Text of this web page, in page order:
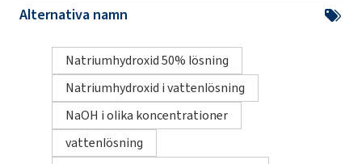
Alternativa namn
Natriumhydroxid 50% lösning
Natriumhydroxid i vattenlösning
NaOH i olika koncentrationer
vattenlösning